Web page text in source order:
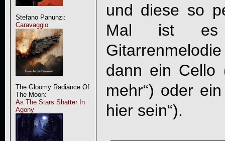
Stefano Panunzi:
Caravaggio
The Gloomy Radiance Of
The Moon:
As The Stars Shatter In
Agony
und diese so
Mal ist es
dann ein Cello
mehr“) oder
hier sein“).